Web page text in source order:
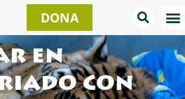
DONA
en
con